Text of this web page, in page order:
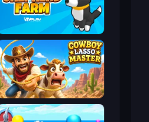
Shepherd Farm
Cowboy Lasso Master